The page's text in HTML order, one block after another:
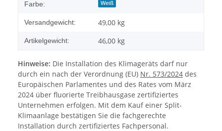
Farbe: Weiß
Versandgewicht: 49,00 kg
Artikelgewicht: 46,00 kg
Hinweise: Die Installation des Klimageräts darf nur
durch ein nach der Verordnung (EU) Nr. 573/2024 des
Europäischen Parlamentes und des Rates vom März
2024 über fluorierte Treibhausgase zertifiziertes
Unternehmen erfolgen. Mit dem Kauf einer Split-
Klimaanlage bestätigen Sie die fachgerechte
Installation durch zertifiziertes Fachpersonal.